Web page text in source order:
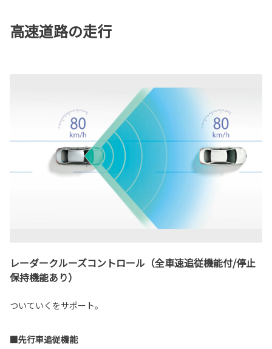
高速道路の走行
レーダークルーズコントロール（全車速追従機能付/停止
保持機能あり）
ついていくをサポート。
■先行車追従機能